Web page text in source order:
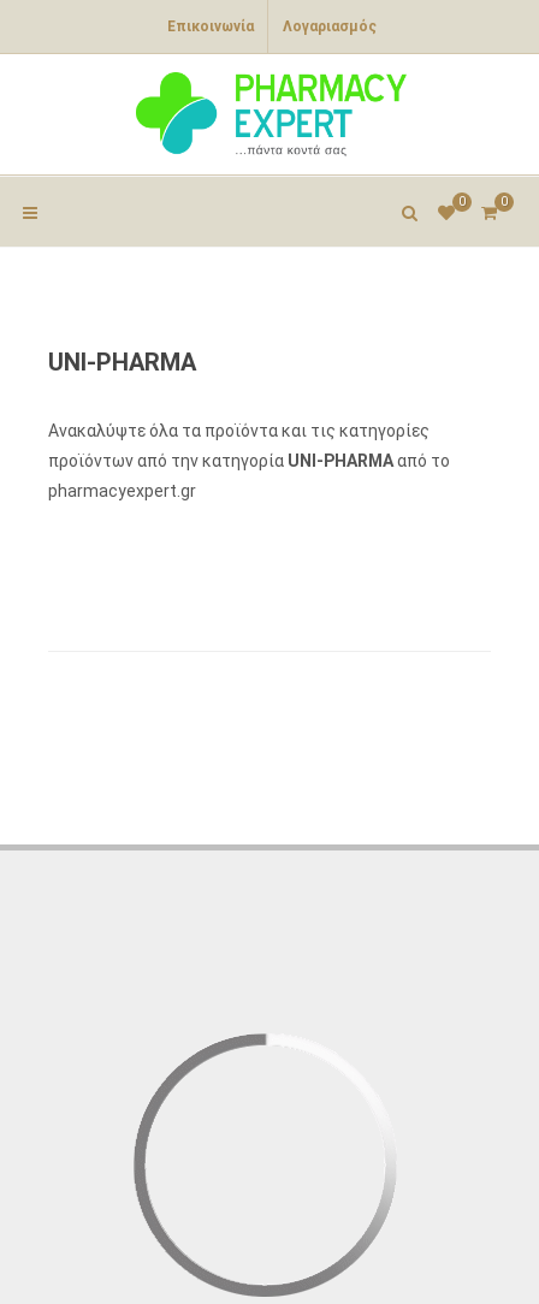
Επικοινωνία Λογαριασμός
0
0
UNI-PHARMA
Ανακαλύψτε όλα τα προϊόντα και τις κατηγορίες
προϊόντων από την κατηγορία UNI-PHARMAαπό το
pharmacyexpert.gr